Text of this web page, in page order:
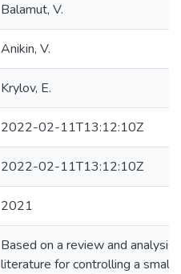
Balamut, V.
Anikin, V.
Krуlov, E.
2022-02-11T13:12:10Z
2022-02-11T13:12:10Z
2021
Based on a review and analysis
literature for controlling a small